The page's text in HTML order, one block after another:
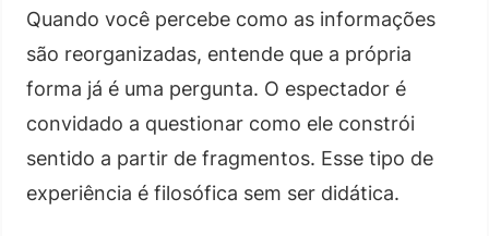
Quando você percebe como as informações
são reorganizadas, entende que a própria
forma já é uma pergunta. O espectador é
convidado a questionar como ele constrói
sentido a partir de fragmentos. Esse tipo de
experiência é filosófica sem ser didática.